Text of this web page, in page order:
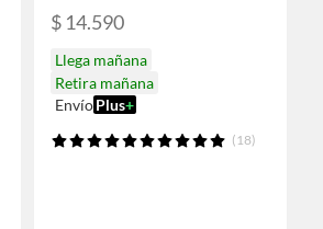
$ 14.590
Llega mañana
Retira mañana
EnvíoPlus+
(18)